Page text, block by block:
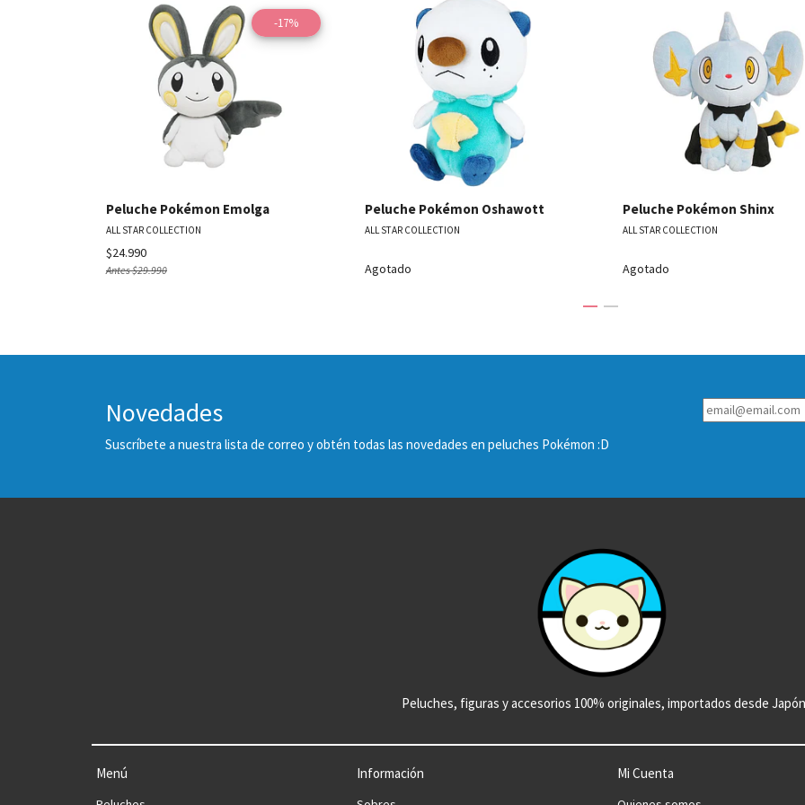
-17%
Ver detalles
Peluche Pokémon Emolga
ALL STAR COLLECTION
$24.990
Antes$29.990
Ver detalles
Peluche Pokémon Oshawott
ALL STAR COLLECTION
Agotado
Ver
Peluche Pokémon Shinx
ALL STAR COLLECTION
Agotado
Novedades
Suscríbete a nuestra lista de correo y obtén todas las novedades en peluches Pokémon :D
Peluches, figuras y accesorios 100% originales, importados desde Japón
Menú Información Mi Cuenta